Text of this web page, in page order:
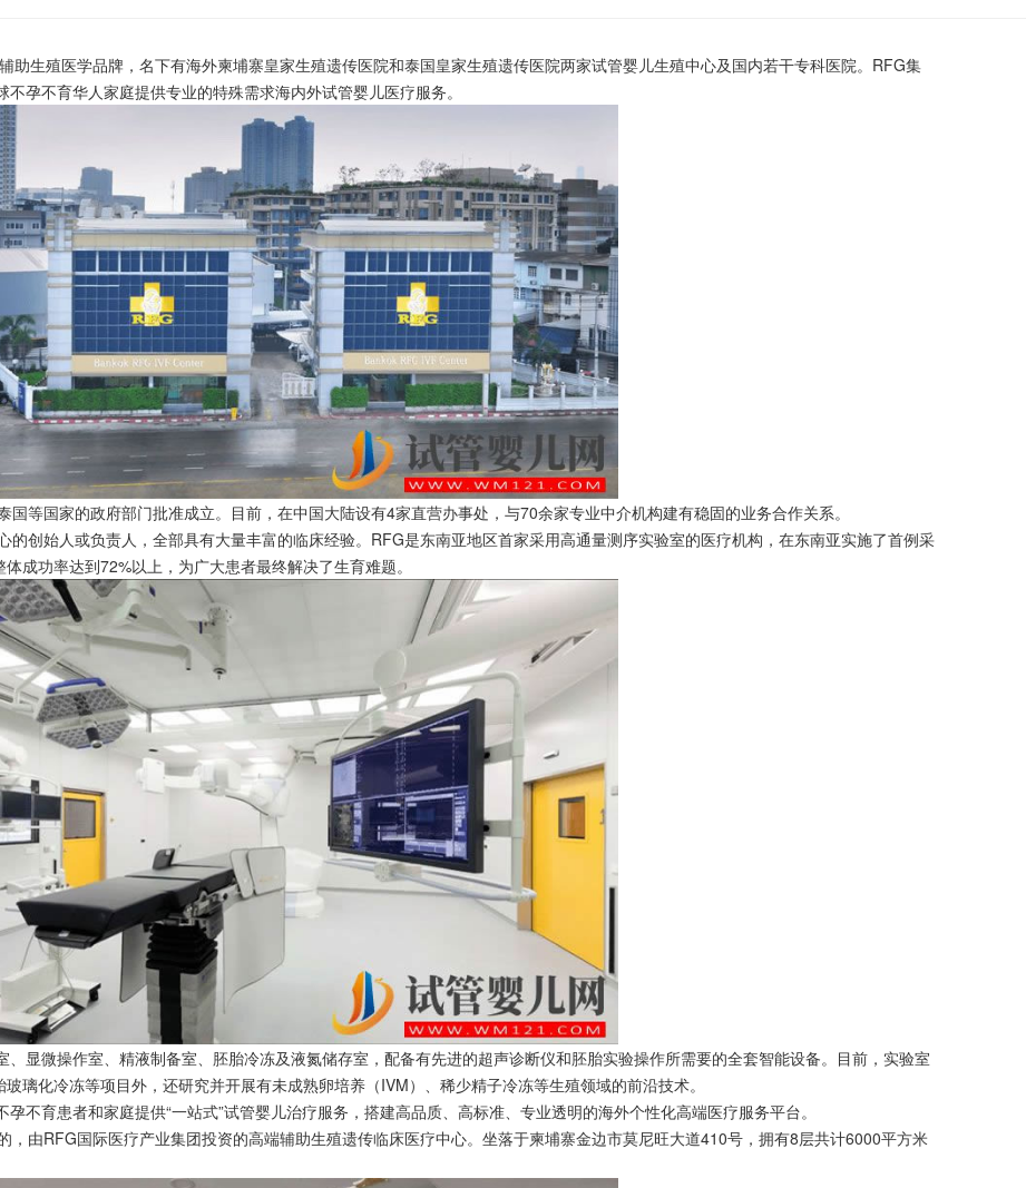
助生殖医学品牌，名下有海外柬埔寨皇家生殖遗传医院和泰国皇家生殖遗传医院两家试管婴儿生殖中心及国内若干专科医院。RFG集
孕不育华人家庭提供专业的特殊需求海内外试管婴儿医疗服务。
等国家的政府部门批准成立。目前，在中国大陆设有4家直营办事处，与70余家专业中介机构建有稳固的业务合作关系。
创始人或负责人，全部具有大量丰富的临床经验。RFG是东南亚地区首家采用高通量测序实验室的医疗机构，在东南亚实施了首例采
成功率达到72%以上，为广大患者最终解决了生育难题。
显微操作室、精液制备室、胚胎冷冻及液氮储存室，配备有先进的超声诊断仪和胚胎实验操作所需要的全套智能设备。目前，实验室
璃化冷冻等项目外，还研究并开展有未成熟卵培养（IVM）、稀少精子冷冻等生殖领域的前沿技术。
不育患者和家庭提供“一站式”试管婴儿治疗服务，搭建高品质、高标准、专业透明的海外个性化高端医疗服务平台。
，由RFG国际医疗产业集团投资的高端辅助生殖遗传临床医疗中心。坐落于柬埔寨金边市莫尼旺大道410号，拥有8层共计6000平方米